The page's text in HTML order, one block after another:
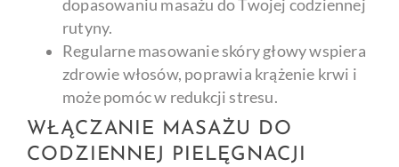
dopasowaniu masażu do Twojej codziennej
rutyny.
Regularne masowanie skóry głowy wspiera
zdrowie włosów, poprawia krążenie krwi i
może pomóc w redukcji stresu.
WŁĄCZANIE MASAŻU DO
CODZIENNEJ PIELĘGNACJI